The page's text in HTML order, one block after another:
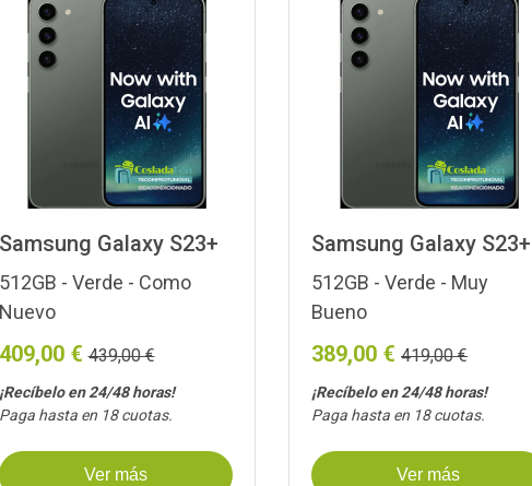
Samsung Galaxy S23+
512GB - Verde - Como
Nuevo
409,00 € 439,00 €
¡Recíbelo en 24/48 horas!
Paga hasta en 18 cuotas.
Ver más
Samsung Galaxy S23+
512GB - Verde - Muy
Bueno
389,00 € 419,00 €
¡Recíbelo en 24/48 horas!
Paga hasta en 18 cuotas.
Ver más